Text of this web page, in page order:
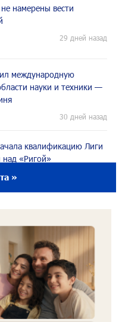
намерены вести
29 дней назад
международную
науки и техники —
30 дней назад
квалификацию Лиги
«Ригой»
30 дней назад
дошел до
«Паст»
около одного месяца назад
»